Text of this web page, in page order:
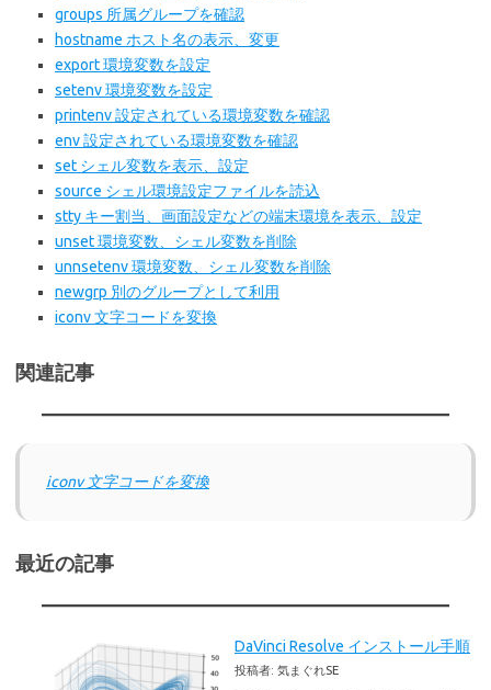
groups 所属グループを確認
hostname ホスト名の表示、変更
export 環境変数を設定
setenv 環境変数を設定
printenv 設定されている環境変数を確認
env 設定されている環境変数を確認
set シェル変数を表示、設定
source シェル環境設定ファイルを読込
stty キー割当、画面設定などの端末環境を表示、設定
unset 環境変数、シェル変数を削除
unnsetenv 環境変数、シェル変数を削除
newgrp 別のグループとして利用
iconv 文字コードを変換
関連記事
iconv 文字コードを変換
最近の記事
DaVinci Resolve インストール手順
投稿者: 気まぐれSE